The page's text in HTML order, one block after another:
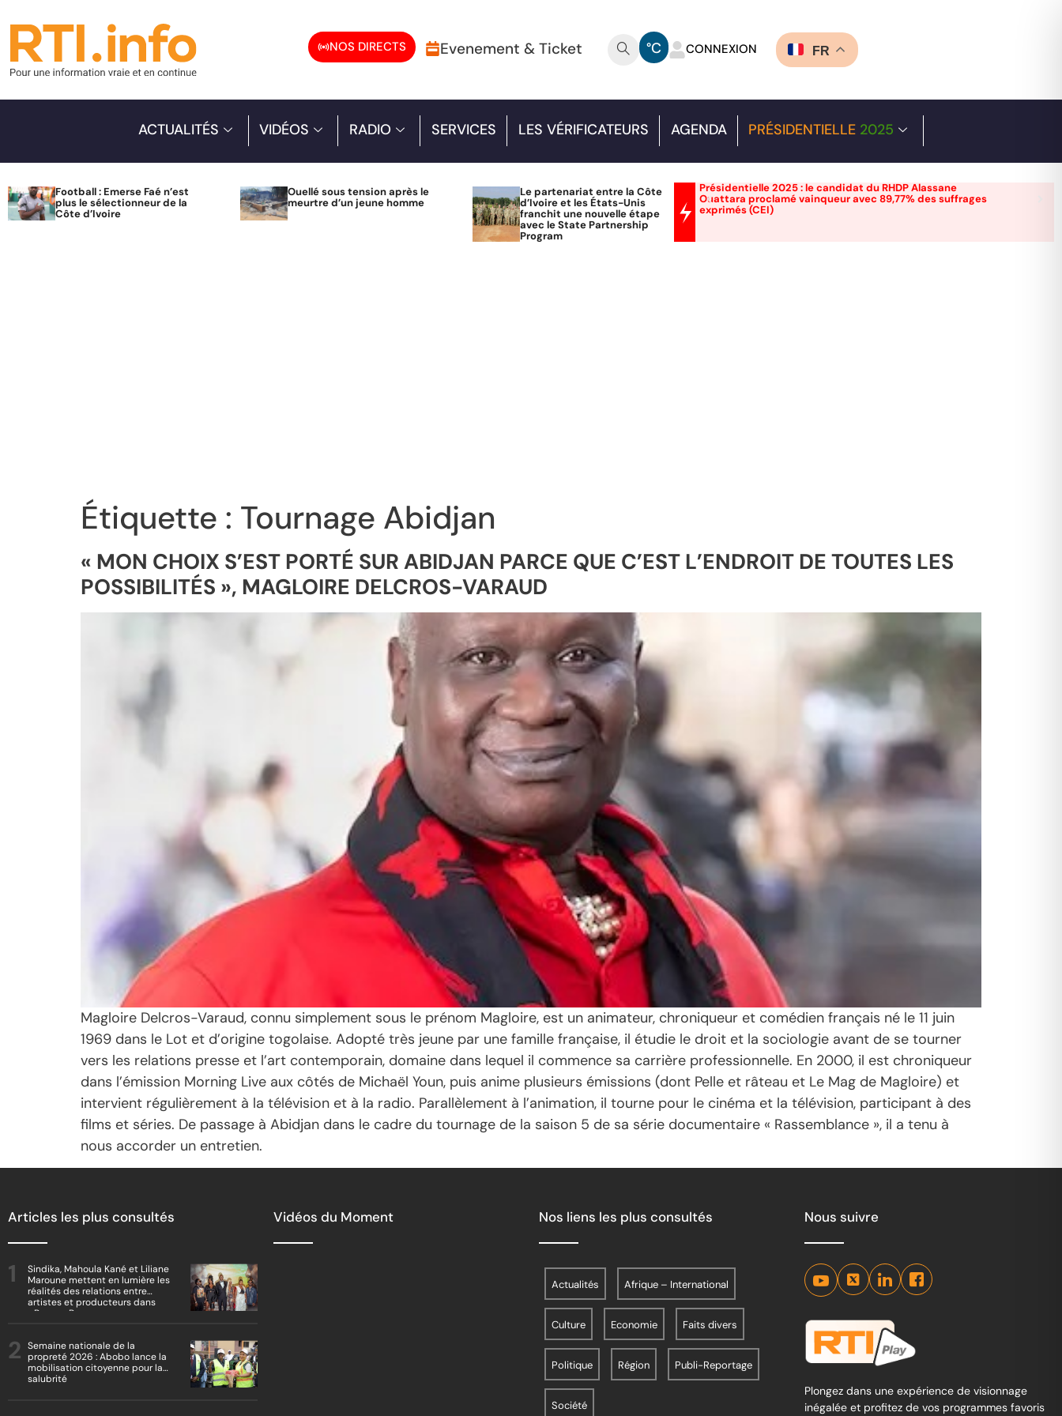
NOS DIRECTS Evenement & Ticket °C CONNEXION FR
ACTUALITÉS VIDÉOS RADIO SERVICES LES VÉRIFICATEURS AGENDA PRÉSIDENTIELLE 2025
Football : Emerse Faé n’est
plus le sélectionneur de la
Côte d’Ivoire
Ouellé sous tension après le
meurtre d’un jeune homme
Le partenariat entre la Côte
d’Ivoire et les États-Unis
franchit une nouvelle étape
avec le State Partnership
Program
Présidentielle 2025 : le candidat du RHDP Alassane
Ouattara proclamé vainqueur avec 89,77% des suffrages
exprimés (CEI)
Étiquette : Tournage Abidjan
« MON CHOIX S’EST PORTÉ SUR ABIDJAN PARCE QUE C’EST L’ENDROIT DE TOUTES LES
POSSIBILITÉS », MAGLOIRE DELCROS-VARAUD
Magloire Delcros-Varaud, connu simplement sous le prénom Magloire, est un animateur, chroniqueur et comédien français né le 11 juin
1969 dans le Lot et d’origine togolaise. Adopté très jeune par une famille française, il étudie le droit et la sociologie avant de se tourner
vers les relations presse et l’art contemporain, domaine dans lequel il commence sa carrière professionnelle. En 2000, il est chroniqueur
dans l’émission Morning Live aux côtés de Michaël Youn, puis anime plusieurs émissions (dont Pelle et râteau et Le Mag de Magloire) et
intervient régulièrement à la télévision et à la radio. Parallèlement à l’animation, il tourne pour le cinéma et la télévision, participant à des
films et séries. De passage à Abidjan dans le cadre du tournage de la saison 5 de sa série documentaire « Rassemblance », il a tenu à
nous accorder un entretien.
Articles les plus consultés
Sindika, Mahoula Kané et Liliane
Maroune mettent en lumière les
réalités des relations entre
artistes et producteurs dans
« Boss vs Boss »
Semaine nationale de la
propreté 2026 : Abobo lance la
mobilisation citoyenne pour la
salubrité
Vidéos du Moment Nos liens les plus consultés
Actualités Afrique – International
Culture Economie Faits divers
Politique Région Publi-Reportage
Société
Nous suivre
Plongez dans une expérience de visionnage
inégalée et profitez de vos programmes favoris